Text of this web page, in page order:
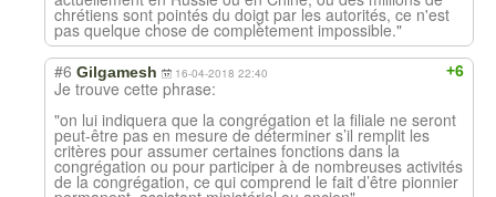
chrétiens sont pointés du doigt par les autorités, ce n'est
pas quelque chose de complètement impossible."
+6
#6 Gilgamesh 16-04-2018 22:40
Je trouve cette phrase:
"on lui indiquera que la congrégation et la filiale ne seront
peut-être pas en mesure de déterminer s’il remplit les
critères pour assumer certaines fonctions dans la
congrégation ou pour participer à de nombreuses activités
de la congrégation, ce qui comprend le fait d’être pionnier